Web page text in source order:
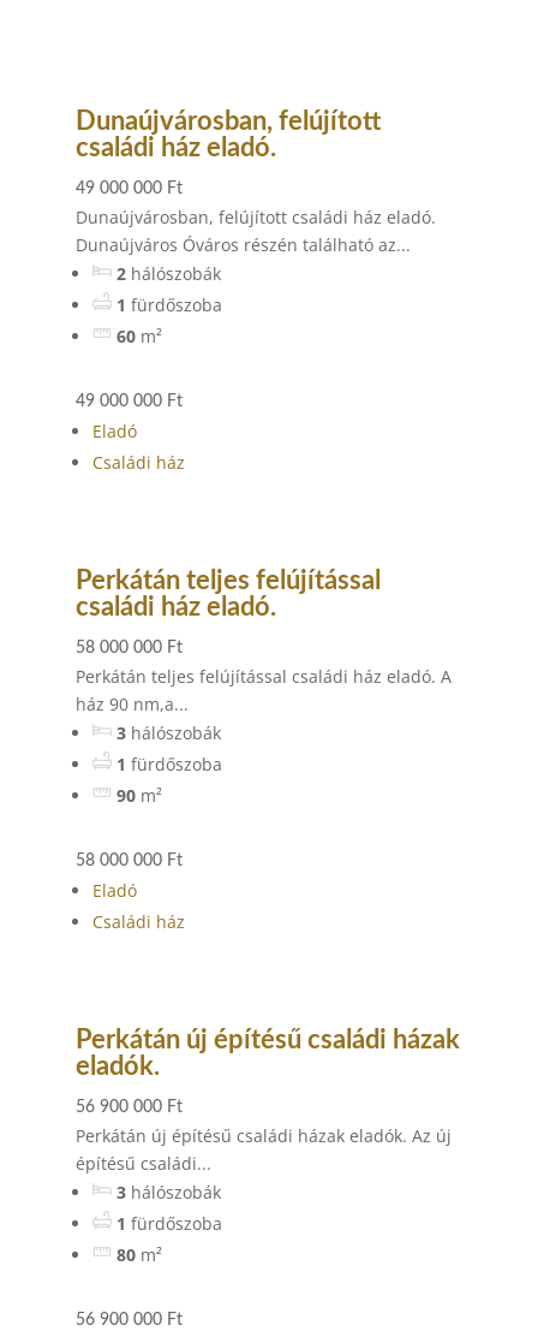
Dunaújvárosban, felújított
családi ház eladó.
49 000 000 Ft
Dunaújvárosban, felújított családi ház eladó.
Dunaújváros Óváros részén található az...
2 hálószobák
1 fürdőszoba
60 m²
49 000 000 Ft
Eladó
Családi ház
Perkátán teljes felújítással
családi ház eladó.
58 000 000 Ft
Perkátán teljes felújítással családi ház eladó. A
ház 90 nm,a...
3 hálószobák
1 fürdőszoba
90 m²
58 000 000 Ft
Eladó
Családi ház
Perkátán új építésű családi házak
eladók.
56 900 000 Ft
Perkátán új építésű családi házak eladók. Az új
építésű családi...
3 hálószobák
1 fürdőszoba
80 m²
56 900 000 Ft